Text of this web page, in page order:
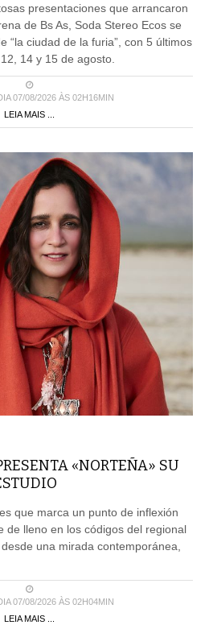
presentaciones que arrancaron
de Bs As, Soda Stereo Ecos se
“la ciudad de la furia”, con 5 últimos
14 y 15 de agosto.
07/08/2026 ÀS 02H16MIN
LEIA MAIS ...
«NORTEÑA» SU
que marca un punto de inflexión
de lleno en los códigos del regional
una mirada contemporánea,
07/08/2026 ÀS 02H04MIN
LEIA MAIS ...